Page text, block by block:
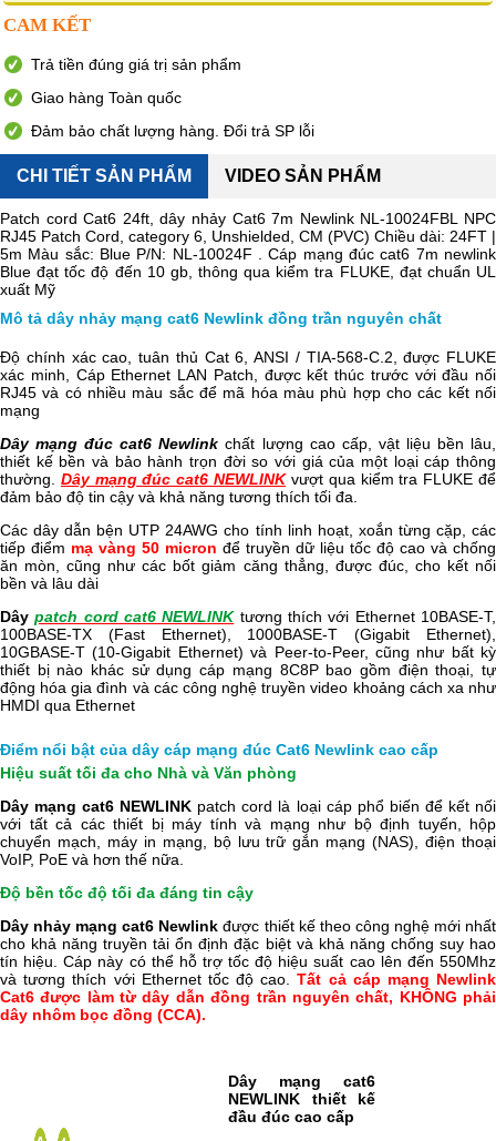
CAM KẾT
Trả tiền đúng giá trị sản phẩm
Giao hàng Toàn quốc
Đảm bảo chất lượng hàng. Đổi trả SP lỗi
CHI TIẾT SẢN PHẨM VIDEO SẢN PHẨM
Patch cord Cat6 24ft, dây nhảy Cat6 7m Newlink NL-10024FBL NPC
RJ45 Patch Cord, category 6, Unshielded, CM (PVC) Chiều dài: 24FT |
5m Màu sắc: Blue P/N: NL-10024F
. Cáp mạng đúc cat6 7m newlink
Blue đạt tốc độ đến 10 gb, thông qua kiểm tra FLUKE, đạt chuẩn UL
xuất Mỹ
Mô tả dây nhảy mạng cat6 Newlink đồng trần nguyên chất
Độ chính xác cao, tuân thủ Cat 6, ANSI / TIA-568-C.2, được FLUKE
xác minh, Cáp Ethernet LAN Patch, được kết thúc trước với đầu nối
RJ45 và có nhiều màu sắc để mã hóa màu phù hợp cho các kết nối
mạng
Dây mạng đúc cat6 Newlink chất lượng cao cấp, vật liệu bền lâu,
thiết kế bền và bảo hành trọn đời so với giá của một loại cáp thông
thường. Dây mạng đúc cat6 NEWLINKvượt qua kiểm tra FLUKE để
đảm bảo độ tin cậy và khả năng tương thích tối đa.
Các dây dẫn bện UTP 24AWG cho tính linh hoạt, xoắn từng cặp, các
tiếp điểm mạ vàng 50 micron để truyền dữ liệu tốc độ cao và chống
ăn mòn, cũng như các bốt giảm căng thẳng, được đúc, cho kết nối
bền và lâu dài
Dâypatch cord cat6 NEWLINKtương thích với Ethernet 10BASE-T,
100BASE-TX (Fast Ethernet), 1000BASE-T (Gigabit Ethernet),
10GBASE-T (10-Gigabit Ethernet) và Peer-to-Peer, cũng như bất kỳ
thiết bị nào khác sử dụng cáp mạng 8C8P bao gồm điện thoại, tự
động hóa gia đình và các công nghệ truyền video khoảng cách xa như
HMDI qua Ethernet
Điểm nổi bật của dây cáp mạng đúc Cat6 Newlink cao cấp
Hiệu suất tối đa cho Nhà và Văn phòng
Dây mạng cat6 NEWLINK patch cord là loại cáp phổ biến để kết nối
với tất cả các thiết bị máy tính và mạng như bộ định tuyến, hộp
chuyển mạch, máy in mạng, bộ lưu trữ gắn mạng (NAS), điện thoại
VoIP, PoE và hơn thế nữa.
Độ bền tốc độ tối đa đáng tin cậy
Dây nhảy mạng cat6 Newlink được thiết kế theo công nghệ mới nhất
cho khả năng truyền tải ổn định đặc biệt và khả năng chống suy hao
tín hiệu. Cáp này có thể hỗ trợ tốc độ hiệu suất cao lên đến 550Mhz
và tương thích với Ethernet tốc độ cao.Tất cả cáp mạng Newlink
Cat6 được làm từ dây dẫn đồng trần nguyên chất, KHÔNG phải
dây nhôm bọc đồng (CCA).
Dây mạng cat6
NEWLINK thiết kế
đầu đúc cao cấp